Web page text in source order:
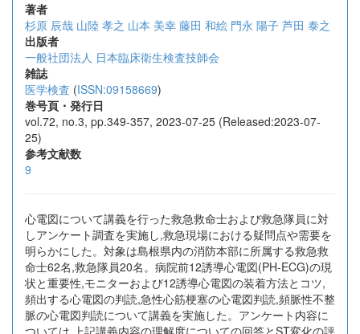
著者
杉原 辰哉 山陸 孝之 山本 美幸 藤田 和絵 門永 陽子 芦田 泰之
出版者
一般社団法人 日本臨床衛生検査技師会
雑誌
医学検査 (ISSN:09158669)
巻号頁・発行日
vol.72, no.3, pp.349-357, 2023-07-25 (Released:2023-07-
25)
参考文献数
9
心電図について講義を行った救急救命士および救急隊員に対
しアンケート調査を実施し,救急現場における疑問点や需要を
明らかにした。対象は島根県内の消防本部に所属する救急救
命士62名,救急隊員20名。病院前12誘導心電図(PH-ECG)の現
状と重要性,モニターおよび12誘導心電図の装着方法とコツ,
頻出する心電図の判読,急性心筋梗塞の心電図判読,頻脈性不整
脈の心電図判読について講義を実施した。アンケート内容に
ついては,上記講義内容の理解度についての回答とST変化の評